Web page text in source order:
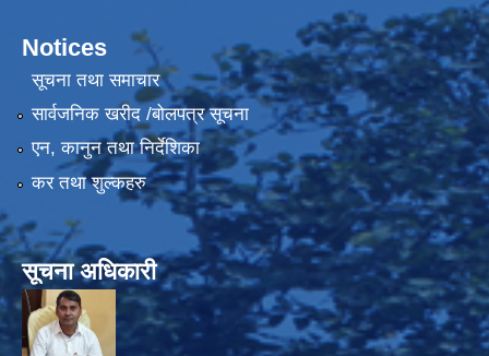
Notices
सूचना तथा समाचार
सार्वजनिक खरीद /बोलपत्र सूचना
एन, कानुन तथा निर्देशिका
कर तथा शुल्कहरु
सूचना अधिकारी